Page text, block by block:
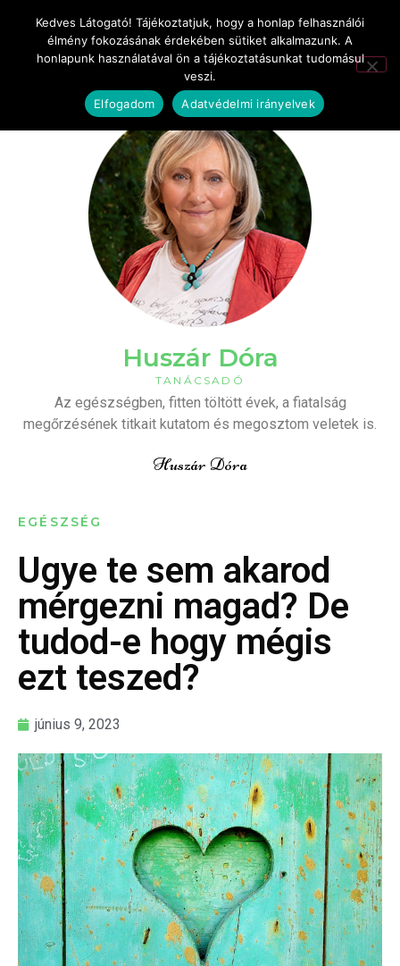
EGÉSZSÉG
Ugye te sem akarod
mérgezni magad? De
tudod-e hogy mégis
ezt teszed?
június 9, 2023
Huszár Dóra
TANÁCSADÓ
Az egészségben, fitten töltött évek, a fiatalság
megőrzésének titkait kutatom és megosztom veletek is.
Huszár Dóra
Kedves Látogató! Tájékoztatjuk, hogy a honlap felhasználói
élmény fokozásának érdekében sütiket alkalmazunk. A
honlapunk használatával ön a tájékoztatásunkat tudomásul
veszi.
Elfogadom
Adatvédelmi irányelvek